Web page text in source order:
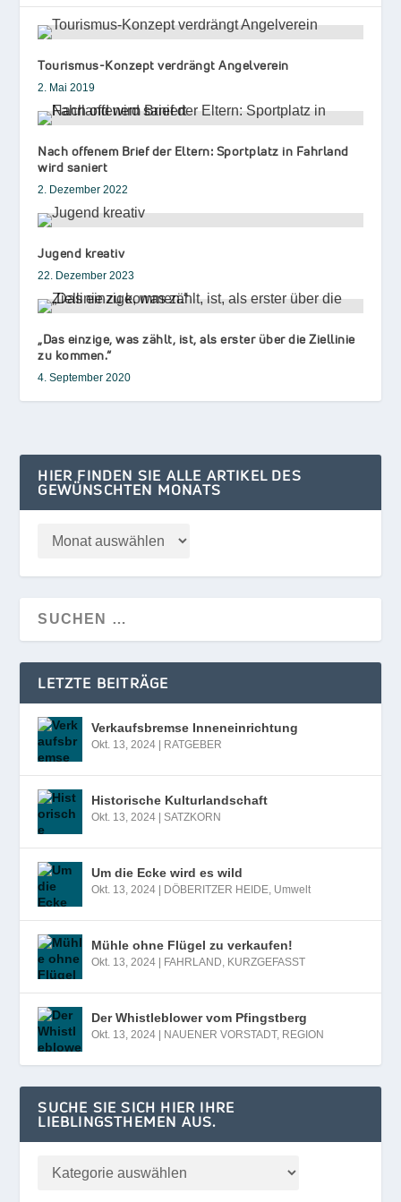
Tourismus-Konzept verdrängt Angelverein
2. Mai 2019
Nach offenem Brief der Eltern: Sportplatz in Fahrland
wird saniert
2. Dezember 2022
Jugend kreativ
22. Dezember 2023
„Das einzige, was zählt, ist, als erster über die Ziellinie
zu kommen.“
4. September 2020
HIER FINDEN SIE ALLE ARTIKEL DES
GEWÜNSCHTEN MONATS
LETZTE BEITRÄGE
Verkaufsbremse Inneneinrichtung
Okt. 13, 2024 RATGEBER
Historische Kulturlandschaft
Okt. 13, 2024 |SATZKORN
Um die Ecke wird es wild
Okt. 13, 2024 DÖBERITZER HEIDE, Umwelt
Mühle ohne Flügel zu verkaufen!
Okt. 13, 2024 FAHRLAND, KURZGEFASST
Der Whistleblower vom Pfingstberg
Okt. 13, 2024 NAUENER VORSTADT, REGION
SUCHE SIE SICH HIER IHRE
LIEBLINGSTHEMEN AUS.